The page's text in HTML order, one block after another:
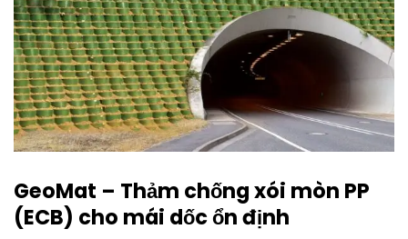
GeoMat – Thảm chống xói mòn PP
(ECB) cho mái dốc ổn định